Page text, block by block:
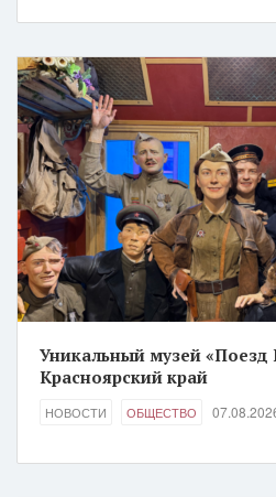
Уникальный музей «Поезд
Красноярский край
НОВОСТИ ОБЩЕСТВО